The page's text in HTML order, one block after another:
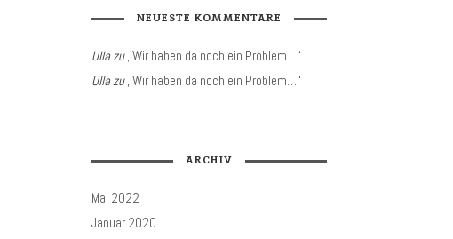
NEUESTE KOMMENTARE
Ullazu,,Wir haben da noch ein Problem…“
Ullazu,,Wir haben da noch ein Problem…“
ARCHIV
Mai 2022
Januar 2020